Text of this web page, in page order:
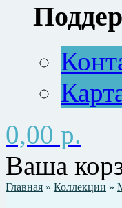
0,00 р.
Ваша
Главная » Коллекции »